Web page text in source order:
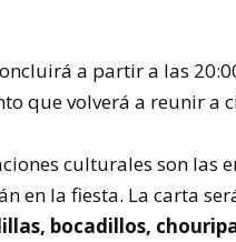
a partir a las
que volverá a reunir a
culturales son
en la fiesta. La carta
bocadillos,